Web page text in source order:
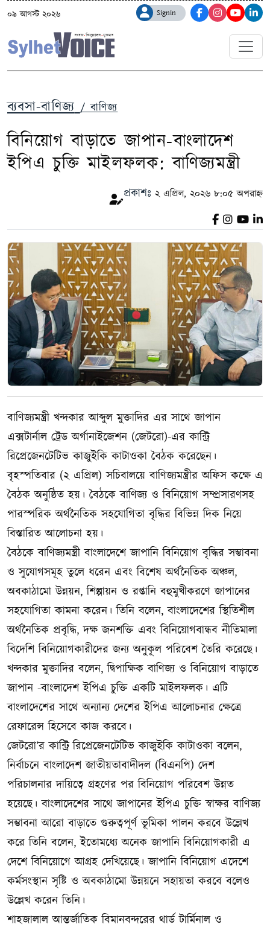
০৯ আগস্ট ২০২৬ Signin
ব্যবসা-বাণিজ্য / বাণিজ্য
বিনিয়োগ বাড়াতে জাপান-বাংলাদেশ
ইপিএ চুক্তি মাইলফলক: বাণিজ্যমন্ত্রী
প্রকাশঃ ২ এপ্রিল, ২০২৬ ৮:০৫ অপরাহ্ন
বাণিজ্যমন্ত্রী খন্দকার আব্দুল মুক্তাদির এর সাথে জাপান
এক্সটার্নাল ট্রেড অর্গানাইজেশন (জেটরো)-এর কান্ট্রি
রিপ্রেজেনটেটিভ কাজুইকি কাটাওকা বৈঠক করেছেন।
বৃহস্পতিবার (২ এপ্রিল) সচিবালয়ে বাণিজ্যমন্ত্রীর অফিস কক্ষে এ
বৈঠক অনুষ্ঠিত হয়। বৈঠকে বাণিজ্য ও বিনিয়োগ সম্প্রসারণসহ
পারস্পরিক অর্থনৈতিক সহযোগিতা বৃদ্ধির বিভিন্ন দিক নিয়ে
বিস্তারিত আলোচনা হয়।
বৈঠকে বাণিজ্যমন্ত্রী বাংলাদেশে জাপানি বিনিয়োগ বৃদ্ধির সম্ভাবনা
ও সুযোগসমূহ তুলে ধরেন এবং বিশেষ অর্থনৈতিক অঞ্চল,
অবকাঠামো উন্নয়ন, শিল্পায়ন ও রপ্তানি বহুমুখীকরণে জাপানের
সহযোগিতা কামনা করেন। তিনি বলেন, বাংলাদেশের স্থিতিশীল
অর্থনৈতিক প্রবৃদ্ধি, দক্ষ জনশক্তি এবং বিনিয়োগবান্ধব নীতিমালা
বিদেশি বিনিয়োগকারীদের জন্য অনুকূল পরিবেশ তৈরি করেছে।
খন্দকার মুক্তাদির বলেন, দ্বিপাক্ষিক বাণিজ্য ও বিনিয়োগ বাড়াতে
জাপান -বাংলাদেশ ইপিএ চুক্তি একটি মাইলফলক। এটি
বাংলাদেশের সাথে অন্যান্য দেশের ইপিএ আলোচনার ক্ষেত্রে
রেফারেন্স হিসেবে কাজ করবে।
জেটরো’র কান্ট্রি রিপ্রেজেনটেটিভ কাজুইকি কাটাওকা বলেন,
নির্বাচনে বাংলাদেশ জাতীয়তাবাদীদল (বিএনপি) দেশ
পরিচালনার দায়িত্বে গ্রহণের পর বিনিয়োগ পরিবেশ উন্নত
হয়েছে। বাংলাদেশের সাথে জাপানের ইপিএ চুক্তি স্বাক্ষর বাণিজ্য
সম্ভাবনা আরো বাড়াতে গুরুত্বপূর্ণ ভূমিকা পালন করবে উল্লেখ
করে তিনি বলেন, ইতোমধ্যে অনেক জাপানি বিনিয়োগকারী এ
দেশে বিনিয়োগে আগ্রহ দেখিয়েছে। জাপানি বিনিয়োগ এদেশে
কর্মসংস্থান সৃষ্টি ও অবকাঠামো উন্নয়নে সহায়তা করবে বলেও
উল্লেখ করেন তিনি।
শাহজালাল আন্তর্জাতিক বিমানবন্দরের থার্ড টার্মিনাল ও